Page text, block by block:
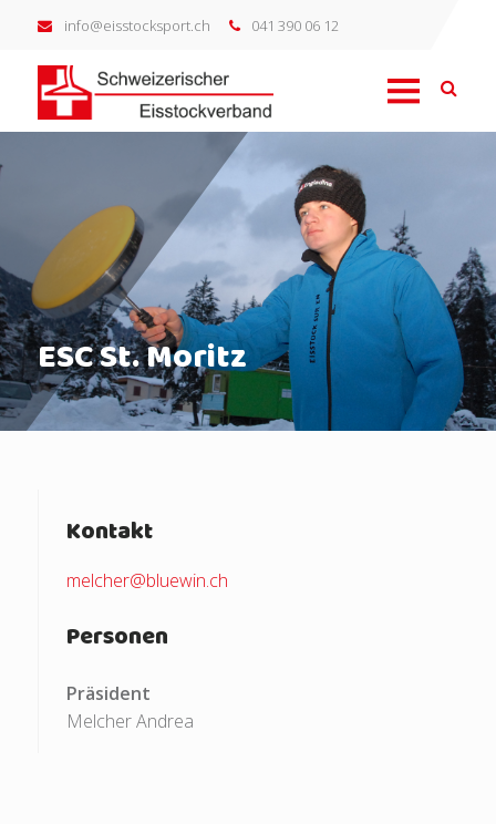
info@eisstocksport.ch 041 390 06 12
ESC St. Moritz
Kontakt
melcher@bluewin.ch
Personen
Präsident
Melcher Andrea